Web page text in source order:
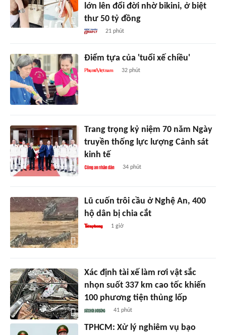
lớn lên đổi đời nhờ bikini, ở biệt
thư 50 tỷ đồng
21 phút
Điểm tựa của 'tuổi xế chiều'
32 phút
Trang trọng kỷ niệm 70 năm Ngày
truyền thống lực lượng Cảnh sát
kinh tế
34 phút
Lũ cuốn trôi cầu ở Nghệ An, 400
hộ dân bị chia cắt
1 giờ
Xác định tài xế làm rơi vật sắc
nhọn suốt 337 km cao tốc khiến
100 phương tiện thủng lốp
41 phút
TPHCM: Xử lý nghiêm vụ bạo